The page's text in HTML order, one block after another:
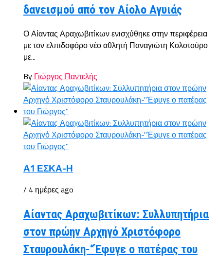
δανεισμού από τον Αίολο Αγυιάς
Ο Αίαντας Αραχωβιτίκων ενισχύθηκε στην περιφέρεια
με τον ελπιδοφόρο νέο αθλητή Παναγιώτη Κολοτούρο
με...
By Γιώργος Παντελής
Α1 ΕΣΚΑ-Η
/ 4 ημέρες ago
Αίαντας Αραχωβιτίκων: Συλλυπητήρια
στον πρώην Αρχηγό Χριστόφορο
Σταυρουλάκη-“Έφυγε ο πατέρας του